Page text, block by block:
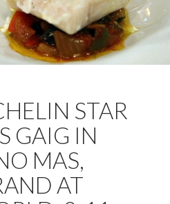
STAR
GAIG IN
MAS,
AT